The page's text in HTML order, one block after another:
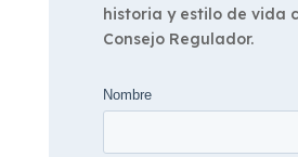
historia y estilo de vida
Consejo Regulador.